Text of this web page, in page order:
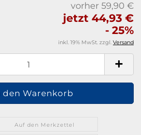
vorher 59,90 €
jetzt 44,93 €
- 25%
inkl. 19% MwSt. zzgl. Versand
Auf den Merkzettel